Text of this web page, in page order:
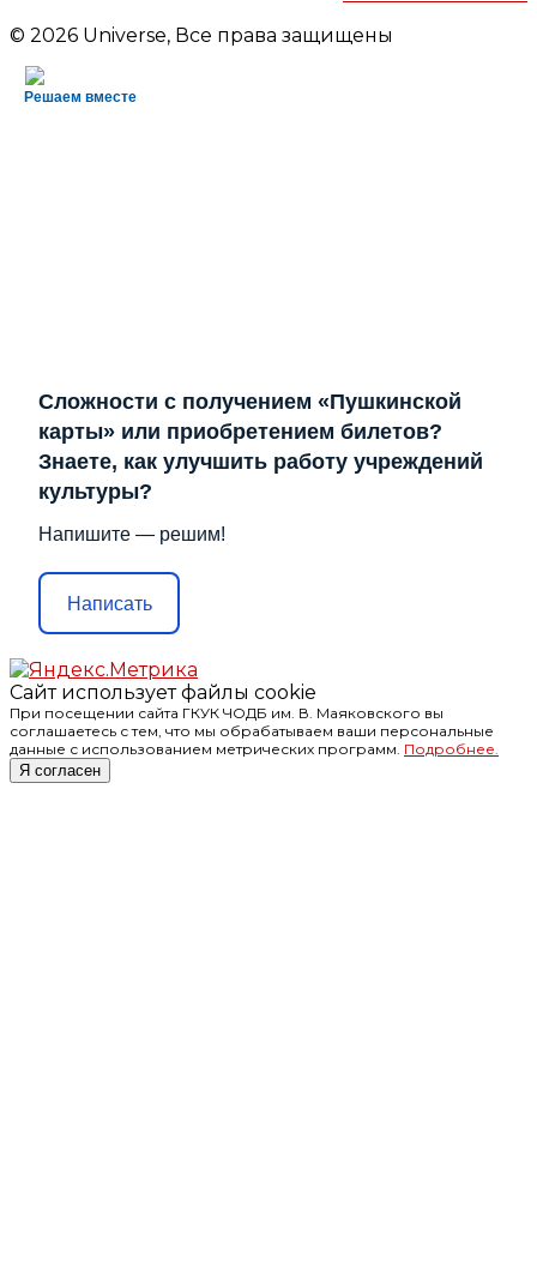
© 2026 Universe, Все права защищены
Решаем вместе
Сложности с получением «Пушкинской
карты» или приобретением билетов?
Знаете, как улучшить работу учреждений
культуры?
Напишите — решим!
Написать
Сайт использует файлы cookie
При посещении сайта ГКУК ЧОДБ им. В. Маяковского вы
соглашаетесь с тем, что мы обрабатываем ваши персональные
данные с использованием метрических программ. Подробнее.
Я согласен